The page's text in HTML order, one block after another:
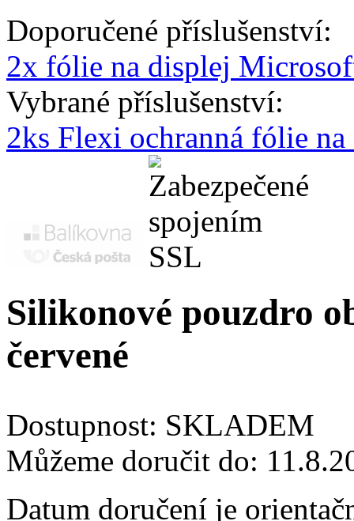
Doporučené příslušenství:
2x fólie na displej
Vybrané příslušenství:
2ks Flexi ochranná fólie
Silikonové pouzdro
červené
Dostupnost: SKLADEM
Můžeme doručit do:
Datum doručení je